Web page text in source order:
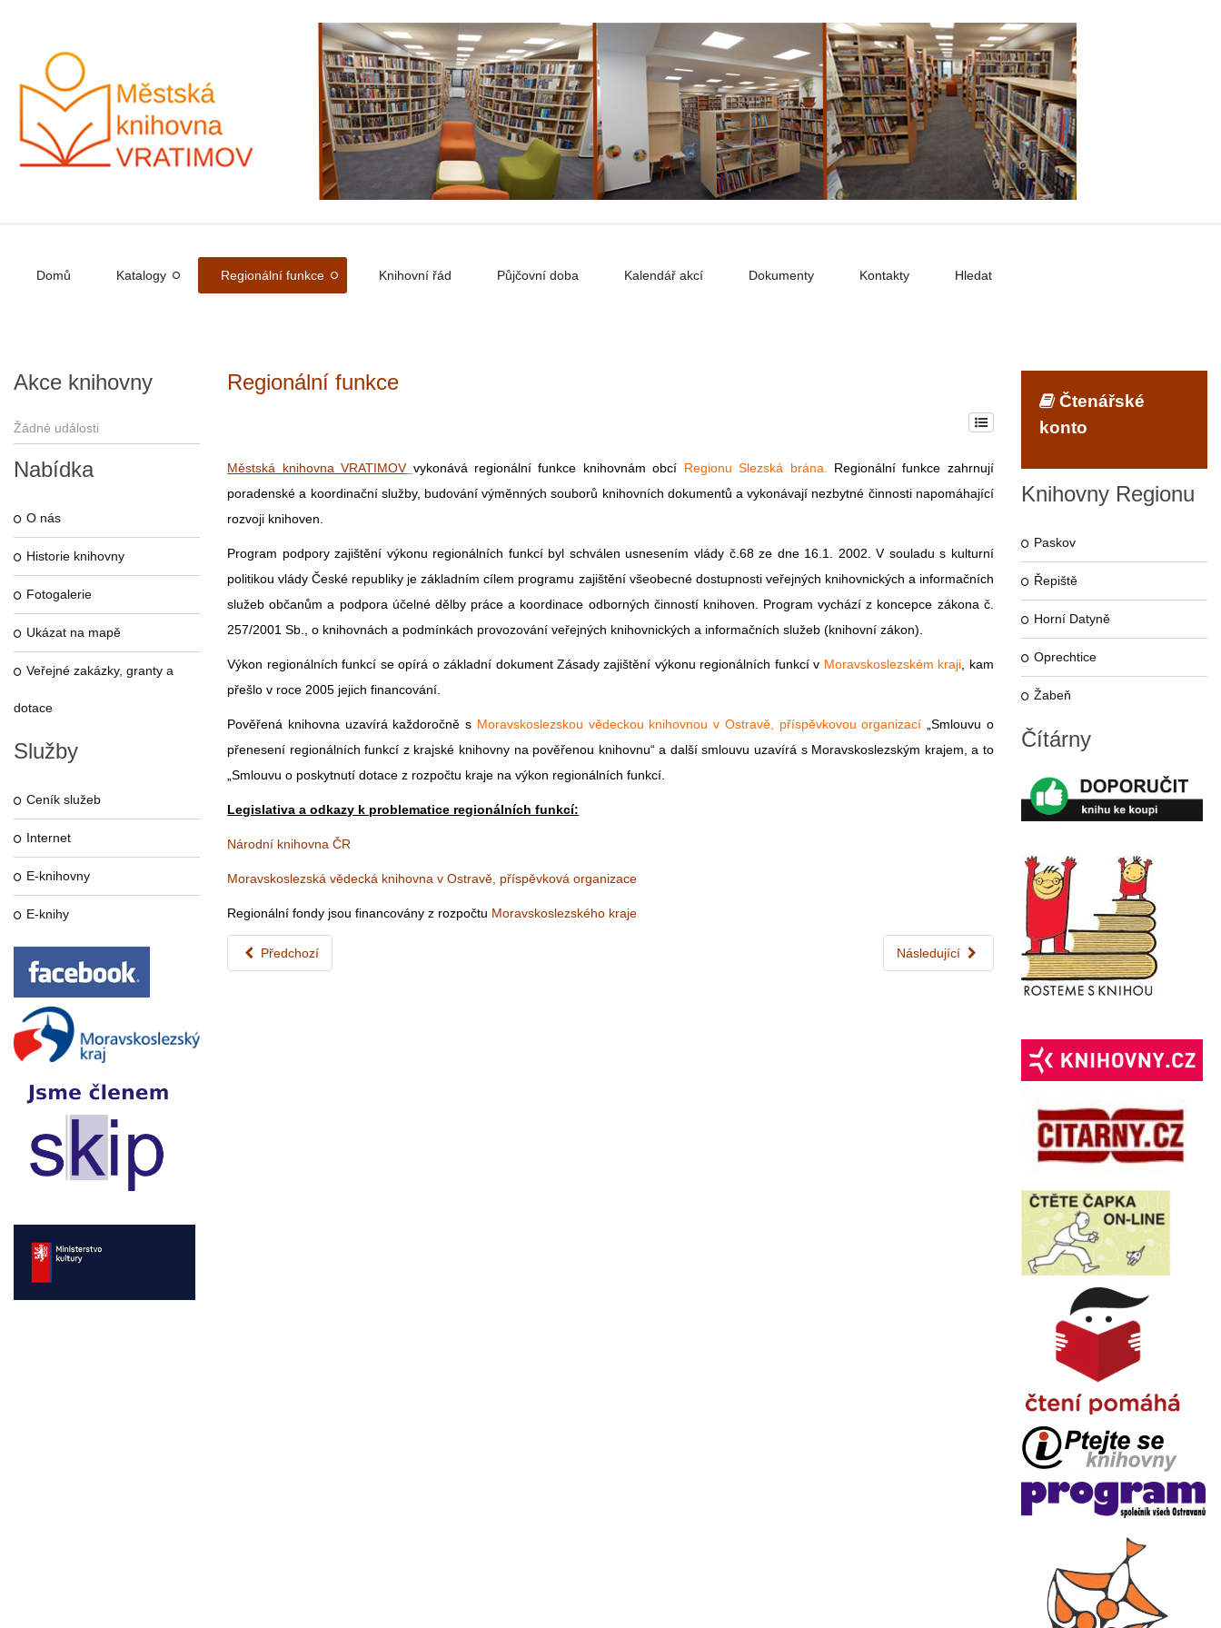
Domů Katalogy Regionální funkce Knihovní řád Půjčovní doba Kalendář akcí Dokumenty Kontakty Hledat
Akce knihovny
Žádné události
Nabídka
O nás
Historie knihovny
Fotogalerie
Ukázat na mapě
Veřejné zakázky, granty a
dotace
Služby
Ceník služeb
Internet
E-knihovny
E-knihy
Regionální funkce
Městská knihovna VRATIMOV vykonává regionální funkce knihovnám obcí Regionu Slezská brána
Regionální funkce zahrnují
poradenské a koordinační služby, budování výměnných souborů knihovních dokumentů a vykonávají nezbytné činnosti napomáhající
rozvoji knihoven.
Program podpory zajištění výkonu regionálních funkcí byl schválen usnesením vlády č.68 ze dne 16.1. 2002. V souladu s kulturní
politikou vlády České republiky je základním cílem programu zajištění všeobecné dostupnosti veřejných knihovnických a informačních
služeb občanům a podpora účelné dělby práce a koordinace odborných činností knihoven. Program vychází z koncepce zákona č.
257/2001 Sb., o knihovnách a podmínkách provozování veřejných knihovnických a informačních služeb (knihovní zákon).
Výkon regionálních funkcí se opírá o základní dokument Zásady zajištění výkonu regionálních funkcí v Moravskoslezském kraji , kam
přešlo v roce 2005 jejich financování.
Pověřená knihovna uzavírá každoročně s Moravskoslezskou vědeckou knihovnou v Ostravě, příspěvkovou organizací „Smlouvu o
přenesení regionálních funkcí z krajské knihovny na pověřenou knihovnu“ a další smlouvu uzavírá s Moravskoslezským krajem, a to
„Smlouvu o poskytnutí dotace z rozpočtu kraje na výkon regionálních funkcí.
Legislativa a odkazy k problematice regionálních funkcí:
Národní knihovna ČR
Moravskoslezská vědecká knihovna v Ostravě, příspěvková organizace
Regionální fondy jsou financovány z rozpočtu Moravskoslezského kraje
Předchozí Následující
Čtenářské
konto
Knihovny Regionu
Paskov
Řepiště
Horní Datyně
Oprechtice
Žabeň
Čítárny